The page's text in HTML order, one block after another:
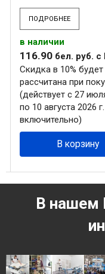
ПОДРОБНЕЕ
в наличии
116.90 бел. руб. с
Скидка в 10% будет
рассчитана при
(действует с 27
по 10 августа 2026 г.
включительно)
В корзину
В нашем